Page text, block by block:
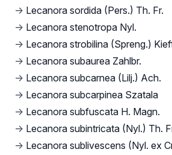
→ Lecanora sordida (Pers.) Th. Fr.
→ Lecanora stenotropa Nyl.
→ Lecanora strobilina (Spreng.)
→ Lecanora subaurea Zahlbr.
→ Lecanora subcarnea (Lilj.) Ach.
→ Lecanora subcarpinea Szatala
→ Lecanora subfuscata H. Magn.
→ Lecanora subintricata (Nyl.) Th.
→ Lecanora sublivescens (Nyl. ex